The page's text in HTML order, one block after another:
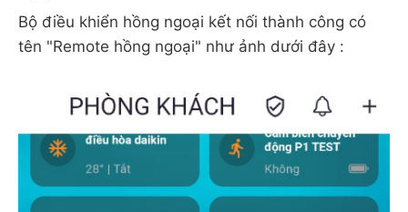
Bộ điều khiển hồng ngoại kết nối thành công có
tên "Remote hồng ngoại" như ảnh dưới đây :